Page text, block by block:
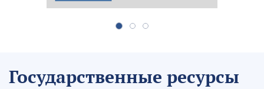
Государственные ресурсы